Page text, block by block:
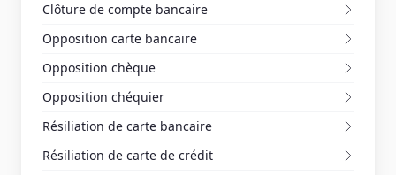
Clôture de compte bancaire
Opposition carte bancaire
Opposition chèque
Opposition chéquier
Résiliation de carte bancaire
Résiliation de carte de crédit